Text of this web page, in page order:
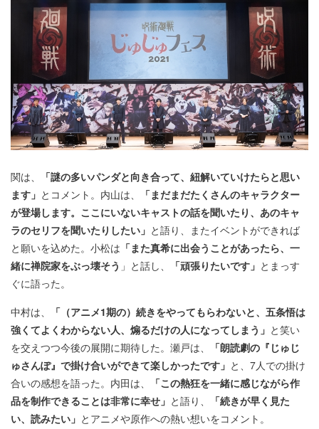
関は、
「謎の多いパンダと向き合って、紐解いていけたらと思い
ます」 とコメント。内山は、
「まだまだたくさんのキャラクター
が登場します。ここにいないキャストの話を聞いたり、あのキャ
ラのセリフを聞いたりしたい」 と語り、またイベントができれば
と願いを込めた。小松は 「また真希に出会うことがあったら、一
緒に禅院家をぶっ壊そう 」と話し、 「頑張りたいです」 とまっす
ぐに語った。
中村は、
「（アニメ1期の）続きをやってもらわないと、五条悟は
強くてよくわからない人、煽るだけの人になってしまう」 と笑い
を交えつつ今後の展開に期待した。瀬戸は、
「朗読劇の『じゅじ
ゅさんぽ』で掛け合いができて楽しかったです」 と、7人での掛け
合いの感想を語った。内田は、
「この熱狂を一緒に感じながら作
品を制作できることは非常に幸せ」 と語り、
「続きが早く見た
い、読みたい」 とアニメや原作への熱い想いをコメント。